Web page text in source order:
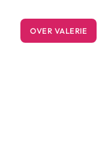
OVER VALERIE